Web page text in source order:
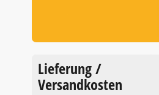
Lieferung /
Versandkosten